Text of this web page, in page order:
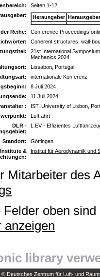
Seiten 1-12
Herausgeber
der Reihe:
Conference Proceedings
Coherent structures, wall-
21st International
Mechanics 2024
Lissabon, Portugal
internationale Konferenz
8 Juli 2024
11 Juli 2024
:
IST, University of Lisbon,
Luftfahrt
DLR -
L EV - Effizientes
Standort:
Göttingen
Institute &
Institut für Aerodynamik und
Mitarbeiter des
Felder oben
anzeigen
library
Deutsches Zentrum für Luft- und